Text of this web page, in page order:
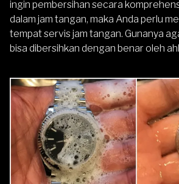
ingin pembersihan secara
dalam jam tangan, maka Anda perlu
tempat servis jam tangan. Gunanya
bisa dibersihkan dengan benar oleh